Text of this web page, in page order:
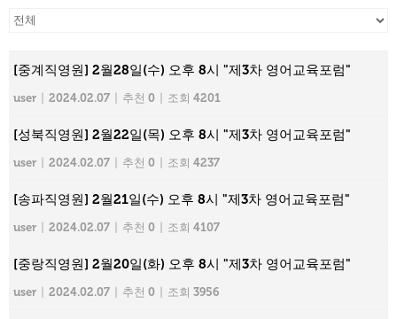
[중계직영원] 2월28일(수) 오후 8시 "제3차 영어교육포럼"
user 2024.02.07 추천 0 조회 4201
[성북직영원] 2월22일(목) 오후 8시 "제3차 영어교육포럼"
user 2024.02.07 추천 0 조회 4237
[송파직영원] 2월21일(수) 오후 8시 "제3차 영어교육포럼"
user 2024.02.07 추천 0 조회 4107
[중랑직영원] 2월20일(화) 오후 8시 "제3차 영어교육포럼"
user 2024.02.07 추천 0 조회 3956